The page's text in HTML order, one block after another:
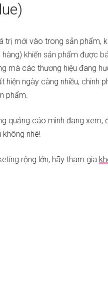
trị mới vào trong sản phẩm,
khiến sản phẩm được
mà các thương hiệu đang
hiện ngày càng nhiều, chinh
phẩm.
quảng cáo mình đang xem,
không nhé!
rộng lớn, hãy tham gia